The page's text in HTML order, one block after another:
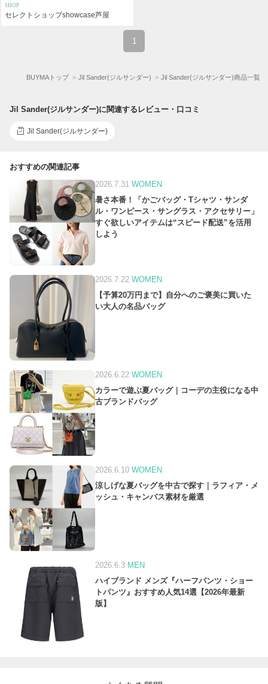
SHOP
セレクトショップshowcase芦屋
1
BUYMAトップ Jil Sander(ジルサンダー) Jil Sander(ジルサンダー)商品一覧
Jil Sander(ジルサンダー)に関連するレビュー・口コミ
Jil Sander(ジルサンダー)
おすすめの関連記事
2026.7.31 WOMEN
暑さ本番！「かごバッグ・Tシャツ・サンダ
ル・ワンピース・サングラス・アクセサリー」
すぐ欲しいアイテムは“スピード配送”を活用
しよう
2026.7.22 WOMEN
【予算20万円まで】自分へのご褒美に買いた
い大人の名品バッグ
2026.6.22 WOMEN
カラーで遊ぶ夏バッグ｜コーデの主役になる中
古ブランドバッグ
2026.6.10 WOMEN
涼しげな夏バッグを中古で探す｜ラフィア・メ
ッシュ・キャンバス素材を厳選
2026.6.3 MEN
ハイブランド メンズ『ハーフパンツ・ショー
トパンツ』おすすめ人気14選【2026年最新
版】